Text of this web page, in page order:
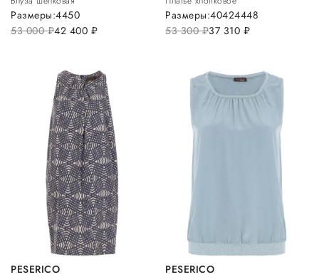
53 000руб.42 400 руб.
Размеры:4450
53 300руб.37 310 руб.
Размеры:40424448
PESERICO PESERICO